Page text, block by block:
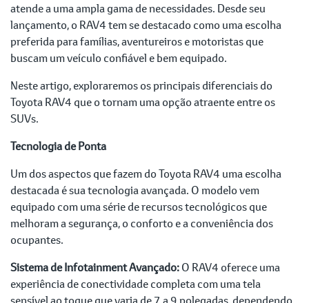
atende a uma ampla gama de necessidades. Desde seu
lançamento, o RAV4 tem se destacado como uma escolha
preferida para famílias, aventureiros e motoristas que
buscam um veículo confiável e bem equipado.
Neste artigo, exploraremos os principais diferenciais do
Toyota RAV4 que o tornam uma opção atraente entre os
SUVs.
Tecnologia de Ponta
Um dos aspectos que fazem do Toyota RAV4 uma escolha
destacada é sua tecnologia avançada. O modelo vem
equipado com uma série de recursos tecnológicos que
melhoram a segurança, o conforto e a conveniência dos
ocupantes.
Sistema de Infotainment Avançado:O RAV4 oferece uma
experiência de conectividade completa com uma tela
sensível ao toque que varia de 7 a 9 polegadas, dependendo